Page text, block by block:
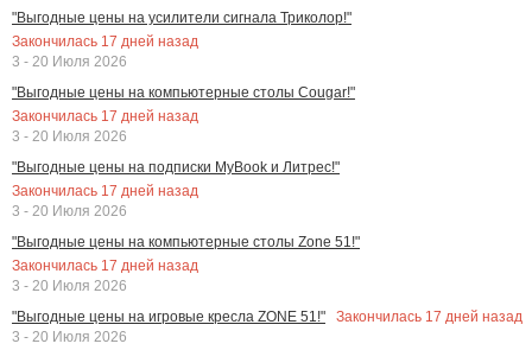
"Выгодные цены на усилители сигнала Триколор!"
Закончилась 17 дней назад
3 - 20 Июля 2026
"Выгодные цены на компьютерные столы Cougar!"
Закончилась 17 дней назад
3 - 20 Июля 2026
"Выгодные цены на подписки MyBook и Литрес!"
Закончилась 17 дней назад
3 - 20 Июля 2026
"Выгодные цены на компьютерные столы Zone 51!"
Закончилась 17 дней назад
3 - 20 Июля 2026
"Выгодные цены на игровые кресла ZONE 51!"
Закончилась 17 дней назад
3 - 20 Июля 2026